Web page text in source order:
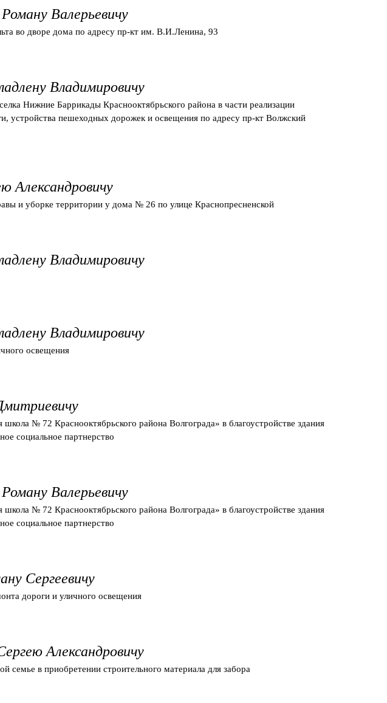
Валерьевичу
во дворе дома по адресу пр-кт им. В.И.Ленина, 93
Владимировичу
Нижние Баррикады Краснооктябрьского района в части реализации
устройства пешеходных дорожек и освещения по адресу пр-кт Волжский
Александровичу
и уборке территории у дома № 26 по улице Краснопресненской
Владимировичу
Владимировичу
освещения
№ 72 Краснооктябрьского района Волгограда» в благоустройстве здания
социальное партнерство
Валерьевичу
№ 72 Краснооктябрьского района Волгограда» в благоустройстве здания
социальное партнерство
Сергеевичу
дороги и уличного освещения
Александровичу
семье в приобретении строительного материала для забора